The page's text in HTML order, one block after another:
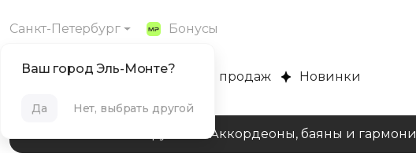
Санкт-Петербург Бонусы
Ваш город Эль-Монте?
Да Нет, выбрать другой
MUZPLANET Хиты продаж Новинки
Клавишные инструментыАккордеоны, баяны и гармони